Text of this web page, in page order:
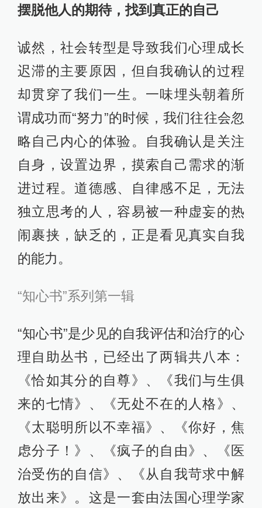
摆脱他人的期待，找到真正的自己
诚然，社会转型是导致我们心理成长
迟滞的主要原因，但自我确认的过程
却贯穿了我们一生。一味埋头朝着所
谓成功而“努力”的时候，我们往往会忽
略自己内心的体验。自我确认是关注
自身，设置边界，摸索自己需求的渐
进过程。道德感、自律感不足，无法
独立思考的人，容易被一种虚妄的热
闹裹挟，缺乏的，正是看见真实自我
的能力。
“知心书”系列第一辑
“知心书”是少见的自我评估和治疗的心
理自助丛书，已经出了两辑共八本：
《恰如其分的自尊》、《我们与生俱
来的七情》、《无处不在的人格》、
《太聪明所以不幸福》、《你好，焦
虑分子！》、《疯子的自由》、《医
治受伤的自信》、《从自我苛求中解
放出来》。这是一套由法国心理学家